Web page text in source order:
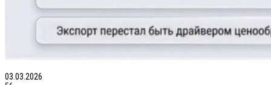
03.03.2026